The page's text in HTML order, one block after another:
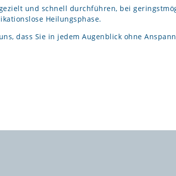
und schnell durchführen, bei
Heilungsphase.
dass Sie in jedem Augenblick ohne